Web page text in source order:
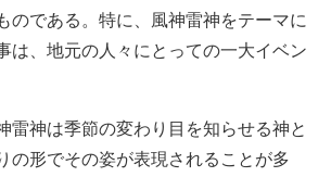
のである。特に、風神雷神をテーマに
は、地元の人々にとっての一大イベン
雷神は季節の変わり目を知らせる神と
の形でその姿が表現されることが多